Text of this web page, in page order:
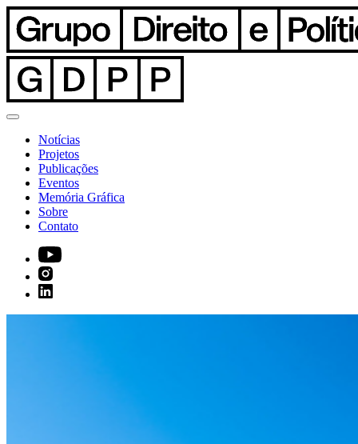
Notícias
Projetos
Publicações
Eventos
Memória Gráfica
Sobre
Contato